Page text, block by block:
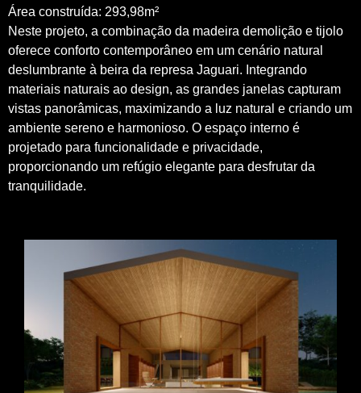
Área construída: 293,98m²
Neste projeto, a combinação da madeira demolição e tijolo
oferece conforto contemporâneo em um cenário natural
deslumbrante à beira da represa Jaguari. Integrando
materiais naturais ao design, as grandes janelas capturam
vistas panorâmicas, maximizando a luz natural e criando um
ambiente sereno e harmonioso. O espaço interno é
projetado para funcionalidade e privacidade,
proporcionando um refúgio elegante para desfrutar da
tranquilidade.